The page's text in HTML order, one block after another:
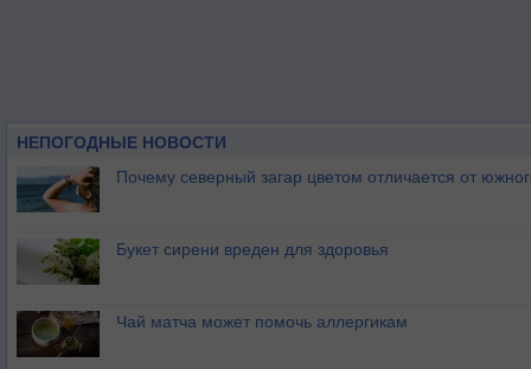
НЕПОГОДНЫЕ НОВОСТИ
Почему северный загар цветом отличается от
Букет сирени вреден для здоровья
Чай матча может помочь аллергикам